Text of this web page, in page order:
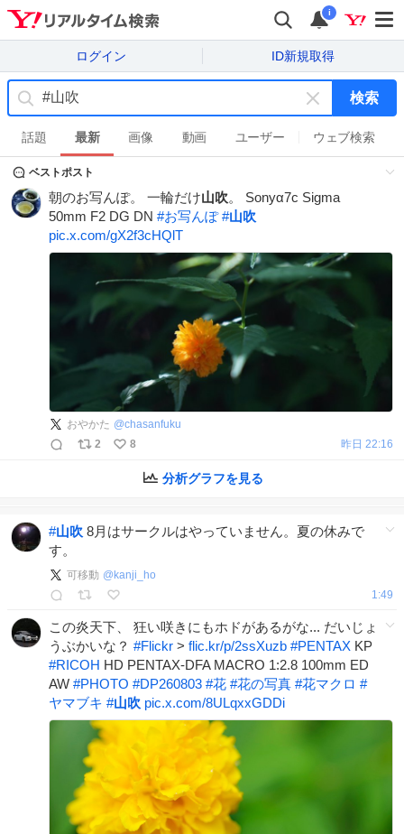
i
ログイン ID新規取得
キ
ー
ワ
ド
す
検索
話題 最新 画像 動画 ユーザー ウェブ検索
ベストポスト
朝のお写んぽ。 一輪だけ山吹。 Sonyα7c Sigma
50mm F2 DG DN #お写んぽ #山吹
pic.x.com/gX2f3cHQlT
おやかた @chasanfuku
2
8 昨日 22:16
分析グラフを見る
#山吹 8月はサークルはやっていません。夏の休みで
す。
可移動 @ kanji_ho
1:49
この炎天下、 狂い咲きにもホドがあるがな... だいじょ
うぶかいな？ #Flickr > flic.kr/p/2ssXuzb #PENTAX KP
#RICOH HD PENTAX-DFA MACRO 1:2.8 100mm ED
AW #PHOTO #DP260803 #花 #花の写真 #花マクロ #
ヤマブキ #山吹 pic.x.com/8ULqxxGDDi